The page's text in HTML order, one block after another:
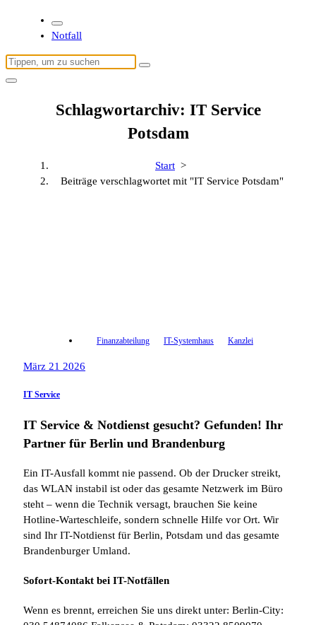
Notfall
Suchen
nach:
Schlagwortarchiv: IT Service
Potsdam
Start >
Beiträge verschlagwortet mit "IT Service Potsdam"
Finanzabteilung IT-Systemhaus Kanzlei
März 21 2026
IT Service
IT Service & Notdienst gesucht? Gefunden! Ihr
Partner für Berlin und Brandenburg
Ein IT-Ausfall kommt nie passend. Ob der Drucker streikt,
das WLAN instabil ist oder das gesamte Netzwerk im Büro
steht – wenn die Technik versagt, brauchen Sie keine
Hotline-Warteschleife, sondern schnelle Hilfe vor Ort. Wir
sind Ihr IT-Notdienst für Berlin, Potsdam und das gesamte
Brandenburger Umland.
Sofort-Kontakt bei IT-Notfällen
Wenn es brennt, erreichen Sie uns direkt unter: Berlin-City: